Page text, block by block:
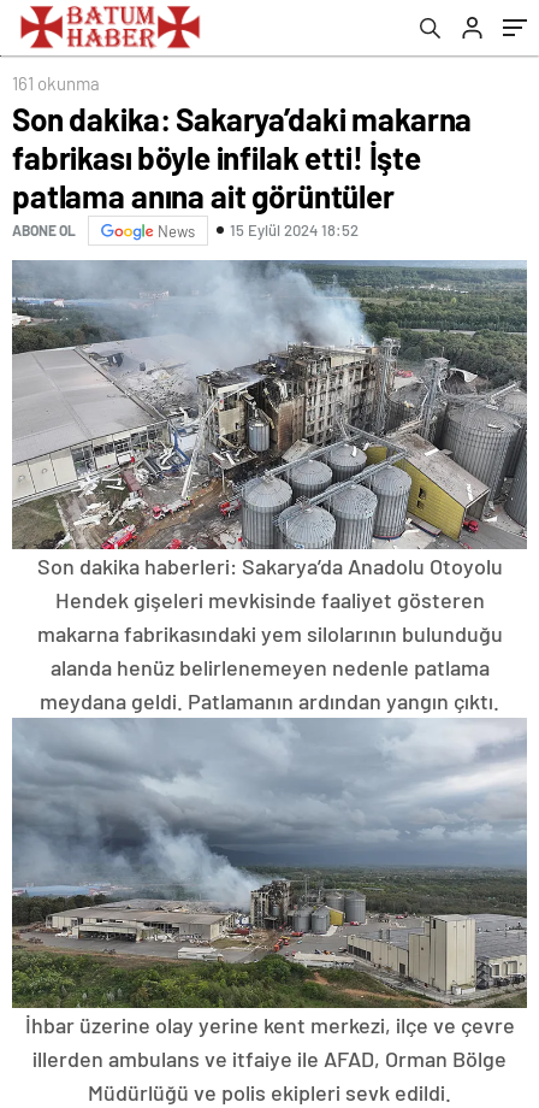
görüntüler
161 okunma
Son dakika: Sakarya’daki makarna
fabrikası böyle infilak etti! İşte
patlama anına ait görüntüler
ABONE OL News 15 Eylül 2024 18:52
Son dakika haberleri: Sakarya’da Anadolu Otoyolu
Hendek gişeleri mevkisinde faaliyet gösteren
makarna fabrikasındaki yem silolarının bulunduğu
alanda henüz belirlenemeyen nedenle patlama
meydana geldi. Patlamanın ardından yangın çıktı.
İhbar üzerine olay yerine kent merkezi, ilçe ve çevre
illerden ambulans ve itfaiye ile AFAD, Orman Bölge
Müdürlüğü ve polis ekipleri sevk edildi.
çıktı!